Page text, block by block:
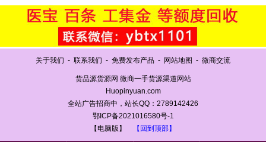
关于我们 - 联系我们 - 免费发布产品 - 网站地图 - 微商交流
货品源货源网 微商一手货源渠道网站
Huopinyuan.com
全站广告招商中，站长QQ：2789142426
鄂ICP备2021016580号-1
【电脑版】
【回到顶部】